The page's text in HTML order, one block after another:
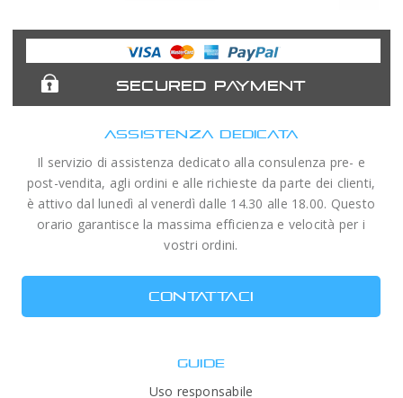
Expert
Telescopes
SECURED PAYMENT
ASSISTENZA DEDICATA
Il servizio di assistenza dedicato alla consulenza pre- e
post-vendita, agli ordini e alle richieste da parte dei clienti,
è attivo dal lunedì al venerdì dalle 14.30 alle 18.00. Questo
orario garantisce la massima efficienza e velocità per i
vostri ordini.
CONTATTACI
GUIDE
Uso responsabile